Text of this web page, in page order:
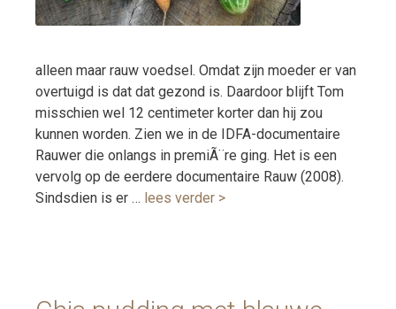
alleen maar rauw voedsel. Omdat zijn moeder er van
overtuigd is dat dat gezond is. Daardoor blijft Tom
misschien wel 12 centimeter korter dan hij zou
kunnen worden. Zien we in de IDFA-documentaire
Rauwer die onlangs in premiÃ¨re ging. Het is een
vervolg op de eerdere documentaire Rauw (2008).
Sindsdien is er … lees verder >